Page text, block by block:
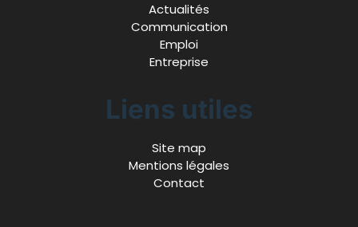
Actualités
Communication
Emploi
Entreprise
Liens utiles
Site map
Mentions légales
Contact